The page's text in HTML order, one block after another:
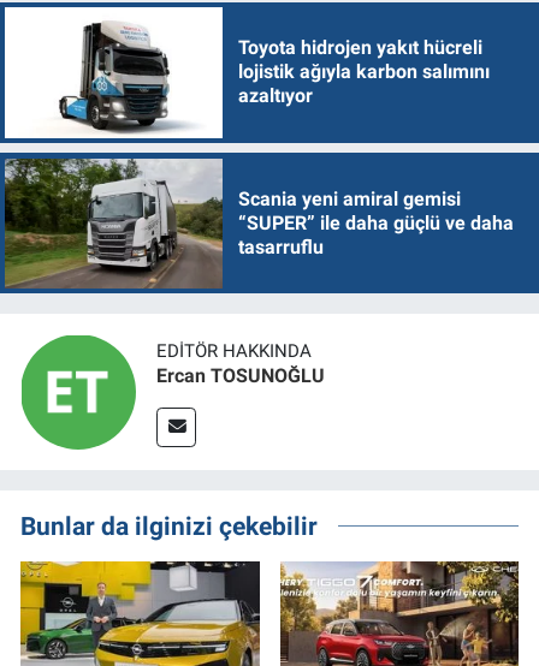
Toyota hidrojen yakıt hücreli
lojistik ağıyla karbon salımını
azaltıyor
Scania yeni amiral gemisi
“SUPER” ile daha güçlü ve daha
tasarruflu
EDITÖR HAKKINDA
Ercan TOSUNOĞLU
Bunlar da ilginizi çekebilir